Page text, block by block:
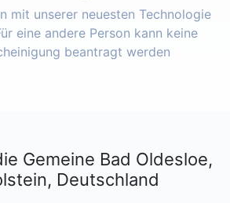
mit unserer neuesten Technologie
eine andere Person kann keine
beantragt werden
Gemeine Bad Oldesloe,
Deutschland